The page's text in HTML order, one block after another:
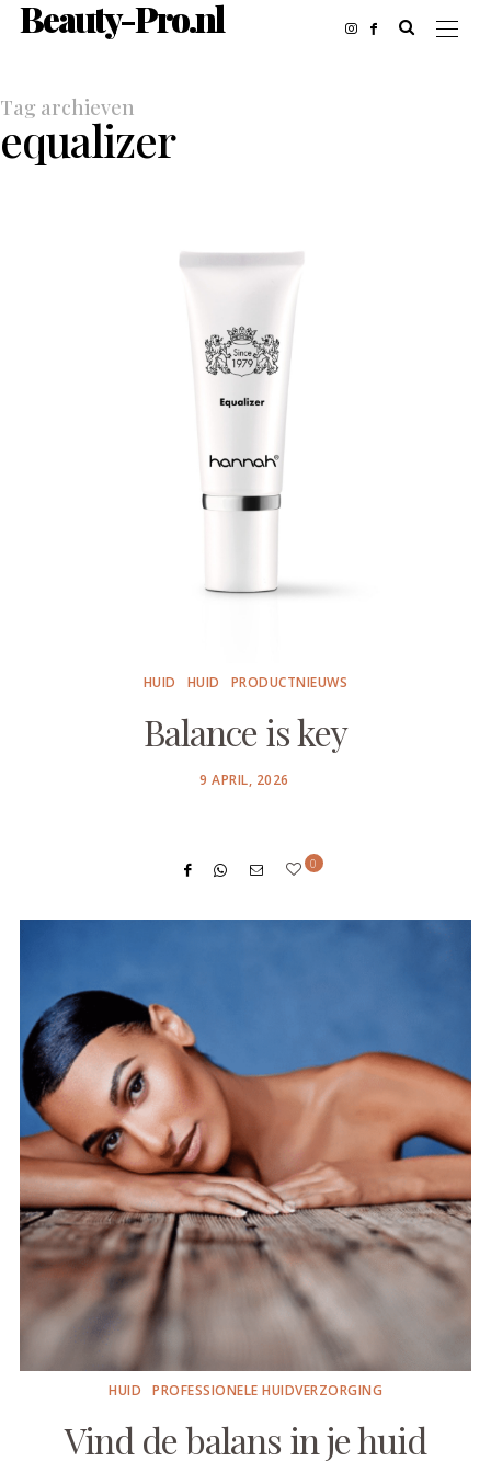
Beauty-Pro.nl
Tag archieven
equalizer
HUID HUID PRODUCTNIEUWS
Balance is key
POSTED
9 APRIL, 2026
0
HUID PROFESSIONELE HUIDVERZORGING
Vind de balans in je huid